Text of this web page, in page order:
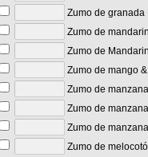
Zumo de granada
Zumo de
Zumo de
Zumo de mango
Zumo de
Zumo de
Zumo de
Zumo de